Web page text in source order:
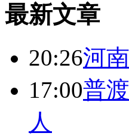
最新文章
20:26河
17:00普
人